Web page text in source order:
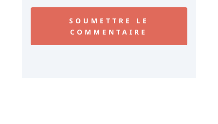
SOUMETTRE LE
COMMENTAIRE